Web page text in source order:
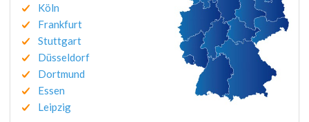
Köln
Frankfurt
Stuttgart
Düsseldorf
Dortmund
Essen
Leipzig